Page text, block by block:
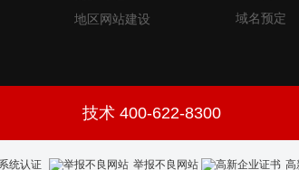
地区网站建设
域名预定
技术 400-622-8300
举报不良网站 高